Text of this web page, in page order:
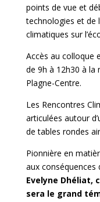
points de vue et
technologies et de
climatiques sur
Accès au colloque
de 9h à 12h30 à la
Plagne-Centre.
Les Rencontres
articulées autour
de tables rondes
Pionnière en
aux
Evelyne Dhéliat,
sera le grand